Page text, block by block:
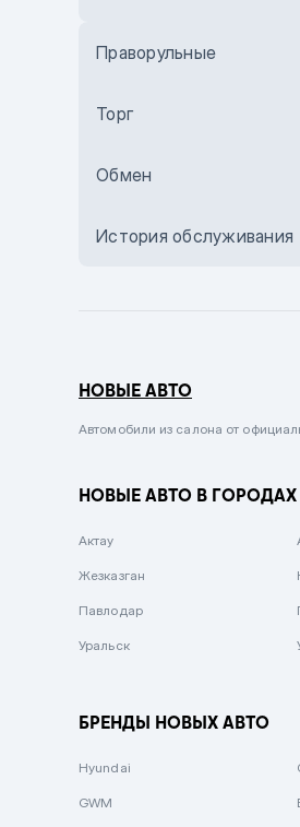
Бежевый
Комбинированный
Сиреневый металлик
Вишневый
Зеленый металлик
Праворульные
Торг
Обмен
История обслуживания
НОВЫЕ АВТО
Автомобили из салона от
НОВЫЕ АВТО В ГОРОДАХ
Актау
Жезказган
Павлодар
Уральск
БРЕНДЫ НОВЫХ АВТО
Hyundai
GWM